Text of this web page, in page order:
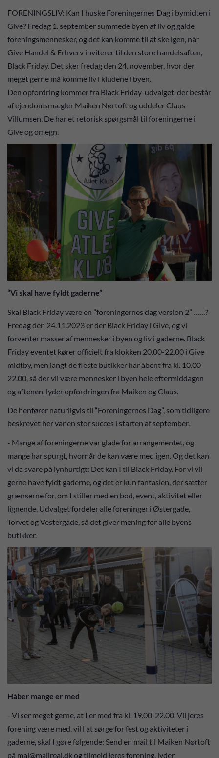
FORENINGSLIV: Kan I huske Foreningernes Dag i bymidten i
Give? Fredag 1. september summede byen af liv og galde
foreningsmennesker, og det kan komme til at ske igen, når
Give Handel & Erhverv inviterer til den store handelsaften,
Black Friday. Det sker fredag den 24. november, hvor der
meget gerne må komme liv i kludene i byen.
Den opfordring kommer fra Black Friday-udvalget, der består
af ejendomsmægler Maiken Nørtoft og uddeler Claus
Villumsen. De har et retorisk spørgsmål til foreningerne i
Give og omegn.
“Vi skal have fyldt gaderne”
Skal Black Friday være en ”foreningernes dag version 2” ……?
Fredag den 24.11.2023 er der Black Friday i Give, og vi
forventer masser af mennesker i byen og liv i gaderne. Black
Friday eventet kører officielt fra klokken 20.00-22.00 i Give
midtby, men langt de fleste butikker har åbent fra kl. 10.00-
22.00, så der vil være mennesker i byen hele eftermiddagen
og aftenen, lyder opfordringen fra Maiken og Claus.
De henfører naturligvis til “Foreningernes Dag”, som tidligere
beskrevet her var en stor succes i starten af september.
- Mange af foreningerne var glade for arrangementet, og
mange har spurgt, hvornår de kan være med igen. Og det kan
vi da svare på lynhurtigt: Det kan I til Black Friday. For vi vil
gerne have fyldt gaderne, og det er kun fantasien, der sætter
grænserne for, om I stiller med en bod, event, aktivitet eller
lignende, Udvalget fordeler alle foreninger i Østergade,
Torvet og Vestergade, så det giver mening for alle byens
butikker.
Håber mange er med
- Vi ser meget gerne, at I er med fra kl. 19.00-22.00. Vil jeres
forening være med, vil l at sørge for fest og aktiviteter i
gaderne, skal I gøre følgende: Send en mail til Maiken Nørtoft
på mai@mailreal.dk og tilmeld jeres forening, lyder